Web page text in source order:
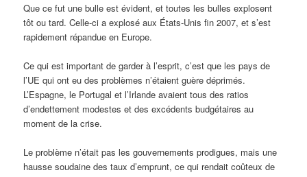
Que ce fut une bulle est évident, et toutes les bulles explosent
tôt ou tard. Celle-ci a explosé aux États-Unis fin 2007, et s’est
rapidement répandue en Europe.
Ce qui est important de garder à l’esprit, c’est que les pays de
l’UE qui ont eu des problèmes n’étaient guère déprimés.
L’Espagne, le Portugal et l’Irlande avaient tous des ratios
d’endettement modestes et des excédents budgétaires au
moment de la crise.
Le problème n’était pas les gouvernements prodigues, mais une
hausse soudaine des taux d’emprunt, ce qui rendait coûteux de